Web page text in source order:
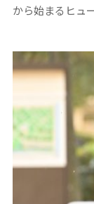
から始まるヒュ